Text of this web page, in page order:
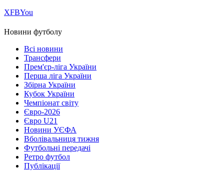
ХFBYou
Новини футболу
Всі новини
Трансфери
Прем'єр-ліга України
Перша ліга України
Збірна України
Кубок України
Чемпіонат світу
Євро-2026
Євро U21
Новини УЄФА
Вболівальниця тижня
Футбольні передачі
Ретро футбол
Публікації